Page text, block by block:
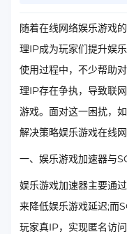
随着在线网络娱乐游戏
理IP成为玩家们提升娱
使用过程中，不少帮助
理IP存在争执，导致联
游戏。面对这一困扰，
解决策略娱乐游戏在线网
一、娱乐游戏加速器与
娱乐游戏加速器主要通
来降低娱乐游戏延迟;而
玩家真IP，实现匿名访